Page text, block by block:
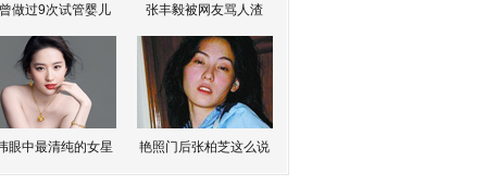
做过9次试管婴儿 张丰毅被网友骂人渣
眼中最清纯的女星 艳照门后张柏芝这么说